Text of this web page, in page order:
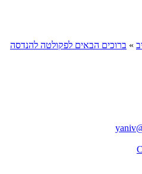
» ברוכים הבאים לפקולטה להנדסה